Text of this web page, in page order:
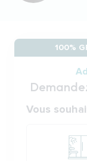
100%
Votre
Vous